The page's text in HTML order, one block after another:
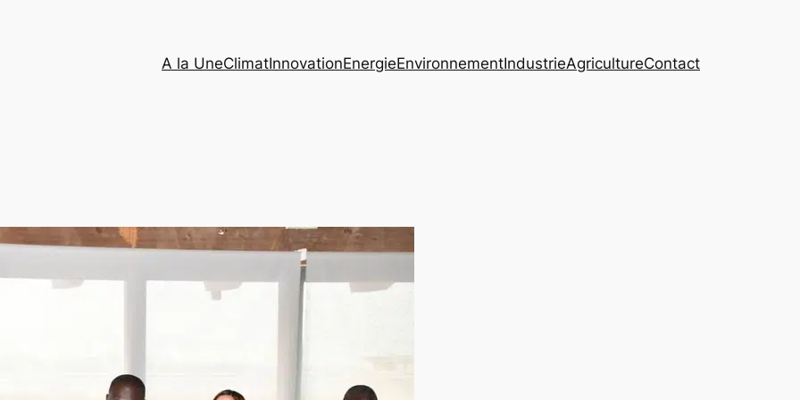
A la UneClimatInnovationEnergieEnvironnementIndustrieAgricultureContact